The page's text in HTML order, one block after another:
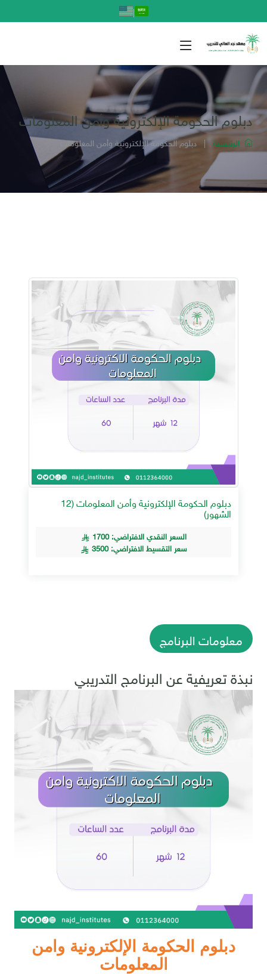
|
دبلوم الحكومة الإلكترونية وأمن المعلومات
الرئيسية|دبلوم الحكومة الإلكترونية وأمن المعلومات
دبلوم الحكومة الإلكترونية وأمن المعلومات (12
الشهور)
السعر النقدي الافتراضي: 1700
سعر التقسيط الافتراضي: 3500
معلومات البرنامج
نبذة تعريفية عن البرنامج التدريبي
دبلوم الحكومة الإلكترونية وامن
المعلومات